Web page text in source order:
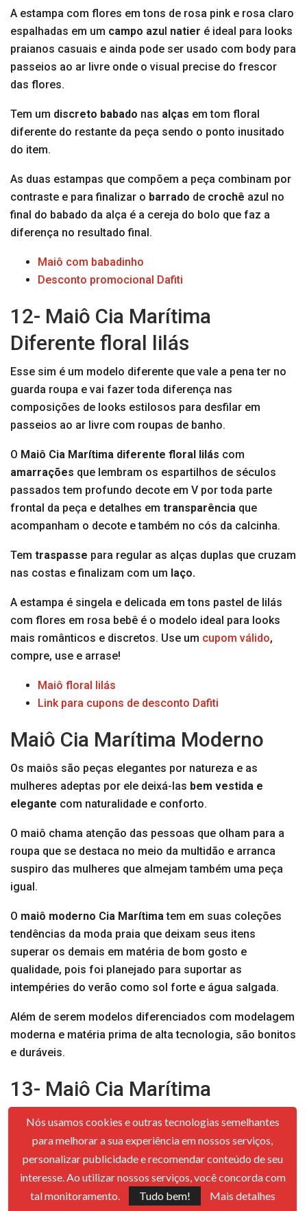
A estampa com flores em tons de rosa pink e rosa claro
espalhadas em um campo azu natier é ideal para looks
praianos casuais e ainda pode ser usado com body para
passeios ao ar livre onde o visual precise do frescor
das flores.
Tem um discreto babado nas alças em tom floral
diferente do restante da peça sendo o ponto inusitado
do item.
As duas estampas que compõem a peça combinam por
contraste e para finalizar o barrado de crochê azul no
final do babado da alça é a cereja do bolo que faz a
diferença no resultado final.
Maiô com babadinho
Desconto promocional Dafiti
12- Maiô Cia Marítima
Diferente floral lilás
Esse sim é um modelo diferente que vale a pena ter no
guarda roupa e vai fazer toda diferença nas
composições de looks estilosos para desfilar em
passeios ao ar livre com roupas de banho.
O Maiô Cia Marítima diferente floral lilás com
amarrações que lembram os espartilhos de séculos
passados tem profundo decote em V por toda parte
frontal da peça e detalhes em transparência que
acompanham o decote e também no cós da calcinha.
Tem traspasse para regular as alças duplas que cruzam
nas costas e finalizam com um laço.
A estampa é singela e delicada em tons pastel de lilás
com flores em rosa bebê é o modelo ideal para looks
mais românticos e discretos. Use um cupom válido,
compre, use e arrase!
Maiô floral lilás
Link para cupons de desconto Dafiti
Maiô Cia Marítima Moderno
Os maiôs são peças elegantes por natureza e as
mulheres adeptas por ele deixá-las bem vestida e
elegante com naturalidade e conforto.
O maiô chama atenção das pessoas que olham para a
roupa que se destaca no meio da multidão e arranca
suspiro das mulheres que almejam também uma peça
igual.
O maiô moderno Cia Marítimatem em suas coleções
tendências da moda praia que deixam seus itens
superar os demais em matéria de bom gosto e
qualidade, pois foi planejado para suportar as
intempéries do verão como sol forte e água salgada.
Além de serem modelos diferenciados com modelagem
moderna e matéria prima de alta tecnologia, são bonitos
e duráveis.
13- Maiô Cia Marítima
Moderno decote
Nós usamos cookies e outras tecnologias semelhantes
para melhorar a sua experiência em nossos serviços,
personalizar publicidade e recomendar conteúdo de seu
interesse. Ao utilizar nossos serviços, você concorda com
tal monitoramento.
Tudo bem! Mais detalhes